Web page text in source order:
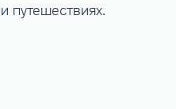
путешествиях.